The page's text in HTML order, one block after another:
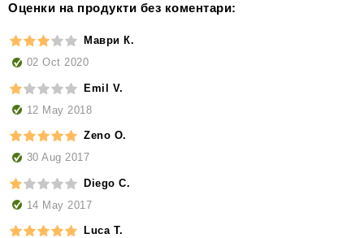
Оценки на продукти без коментари:
Маври К.
02 Oct 2020
Emil V.
12 May 2018
Zeno O.
30 Aug 2017
Diego C.
14 May 2017
Luca T.